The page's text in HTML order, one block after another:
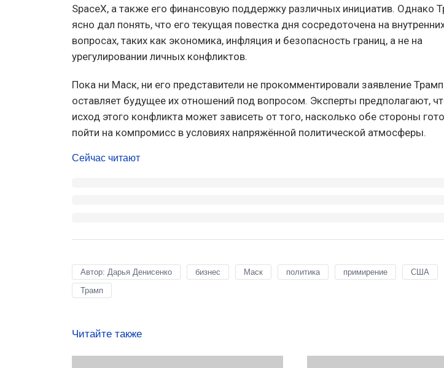
SpaceX, а также его финансовую поддержку различных инициатив. Однако
ясно дал понять, что его текущая повестка дня сосредоточена на
вопросах, таких как экономика, инфляция и безопасность границ, а не на
урегулировании личных конфликтов.
Пока ни Маск, ни его представители не прокомментировали заявление
оставляет будущее их отношений под вопросом. Эксперты предполагают,
исход этого конфликта может зависеть от того, насколько обе стороны
пойти на компромисс в условиях напряжённой политической атмосферы.
Сейчас читают
Автор: Дарья Денисенко бизнес Маск политика примирение
США
Трамп
Читайте также